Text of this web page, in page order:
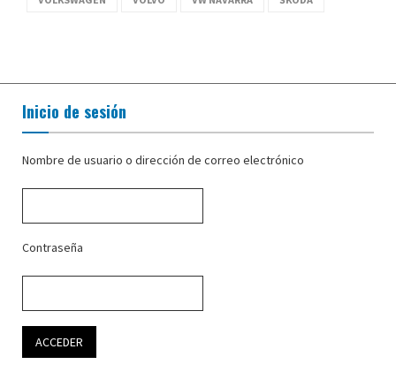
Inicio de sesión
Nombre de usuario o dirección de correo electrónico
Contraseña